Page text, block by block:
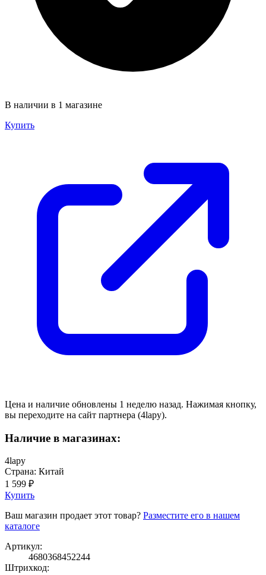
В наличии в 1 магазине
Купить
Цена и наличие обновлены 1 неделю назад. Нажимая кнопку,
вы переходите на сайт партнера (4lapy).
Наличие в магазинах:
4lapy
Страна: Китай
1 599 ₽
Купить
Ваш магазин продает этот товар? Разместите его в нашем
каталоге
Артикул:
4680368452244
Штрихкод: